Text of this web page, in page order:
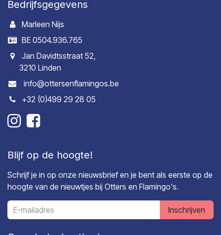
Bedrijfsgegevens
Marleen Nijs
BE 0504.936.765
Jan Davidtsstraat 52,
3210 Linden
info@ottersenflamingos.be
+32 (0)499 29 28 05
Blijf op de hoogte!
Schrijf je in op onze nieuwsbrief en je bent als eerste op de
hoogte van de nieuwtjes bij Otters en Flamingo's.
Inschrijven